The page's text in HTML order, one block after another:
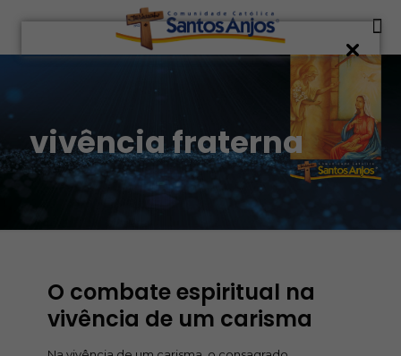
vivência fraterna
O combate espiritual na
vivência de um carisma